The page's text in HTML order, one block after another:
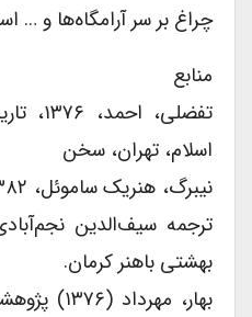
چراغ بر سر آرامگاه‌ها و …
منابع
تفضلی،
اسلام، تهران، سخن
ترجمه سیف‌الدین
بهشتی باهنر کرمان.
بهار، مهرداد